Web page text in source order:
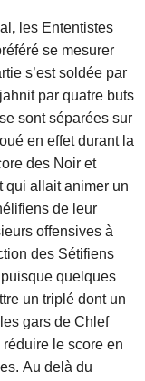
, les Ententistes
se mesurer
s’est soldée par
par quatre buts
sont séparées sur
en effet durant la
des Noir et
qui allait animer un
de leur
offensives à
des Sétifiens
quelques
un triplé dont un
gars de Chlef
le score en
Au delà du